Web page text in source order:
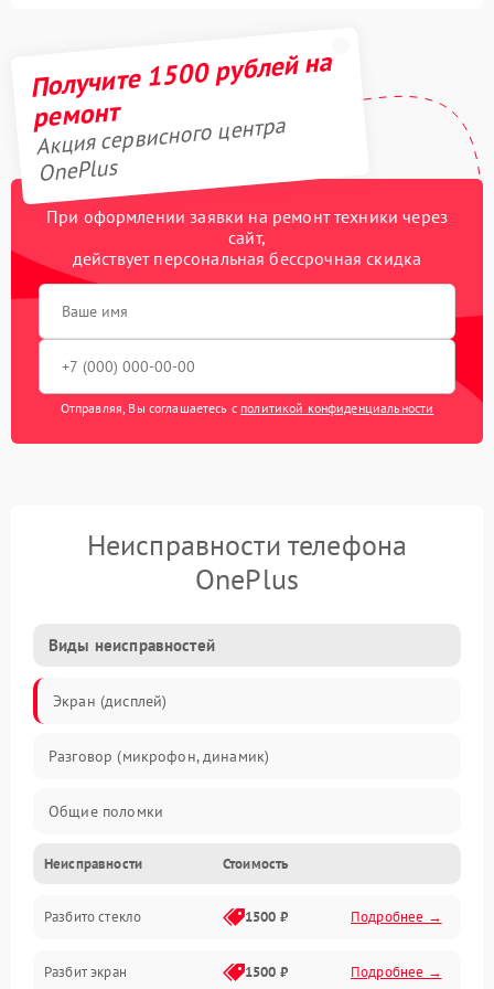
Получите 1500 рублей на
ремонт
Акция сервисного центра
OnePlus
При оформлении заявки на ремонт техники через
сайт,
действует персональная бессрочная скидка
Отправляя, Вы соглашаетесь с политикой конфиденциальности
Неисправности телефона
OnePlus
Виды неисправностей
Экран (дисплей)
Разговор (микрофон, динамик)
Общие поломки
Проблемы связи
Камеры
Проблемы с дисплеем и сенсором
Неисправности Стоимость
Разбито стекло 1500 ₽ Подробнее →
Разбит экран 1500 ₽ Подробнее →